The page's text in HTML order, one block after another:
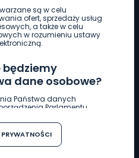
są w celu
ofert, sprzedaży usług
a także w celu
w rozumieniu ustawy
będziemy
dane osobowe?
Państwa danych
Parlamentu
w związku z
w sprawie
danych oraz uchylenia